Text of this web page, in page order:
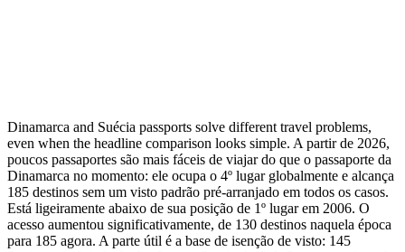
Dinamarca and Suécia passports solve different travel problems,
even when the headline comparison looks simple. A partir de 2026,
poucos passaportes são mais fáceis de viajar do que o passaporte da
Dinamarca no momento: ele ocupa o 4º lugar globalmente e alcança
185 destinos sem um visto padrão pré-arranjado em todos os casos.
Está ligeiramente abaixo de sua posição de 1º lugar em 2006. O
acesso aumentou significativamente, de 130 destinos naquela época
para 185 agora. A parte útil é a base de isenção de visto: 145